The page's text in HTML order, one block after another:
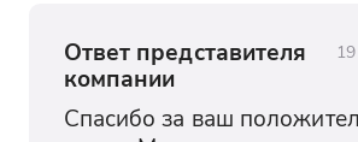
Ответ представителя
компании
Спасибо за ваш